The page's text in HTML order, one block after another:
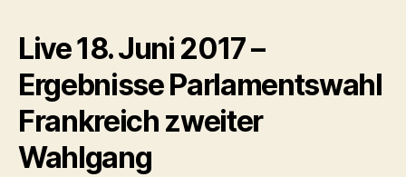
Live 18. Juni 2017 –
Ergebnisse Parlamentswahl
Frankreich zweiter
Wahlgang